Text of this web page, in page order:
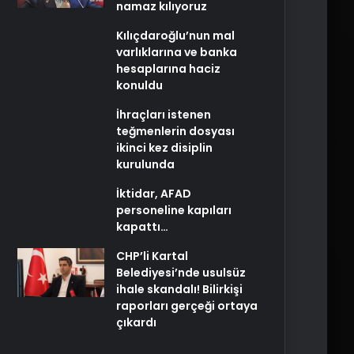
namaz kılıyoruz
Kılıçdaroğlu’nun mal
varlıklarına ve banka
hesaplarına haciz
konuldu
İhraçları istenen
teğmenlerin dosyası
ikinci kez disiplin
kurulunda
İktidar, AFAD
personeline kapıları
kapattı…
CHP’li Kartal
Belediyesi’nde usulsüz
ihale skandalı! Bilirkişi
raporları gerçeği ortaya
çıkardı